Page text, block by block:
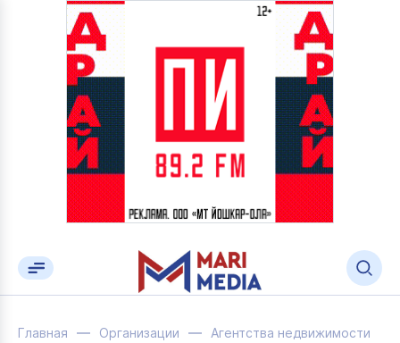
Главная Организации
Агентства недвижимости